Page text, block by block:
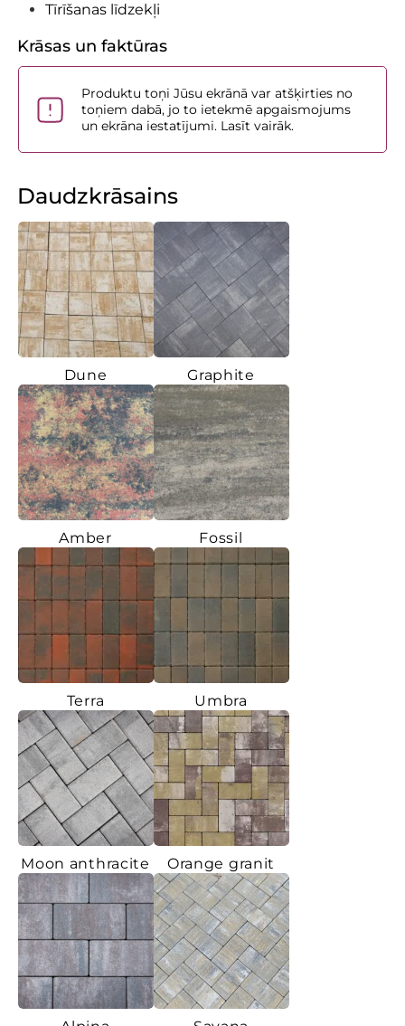
Tīrīšanas līdzekļi
Krāsas un faktūras
Produktu toņi Jūsu ekrānā var atšķirties no
toņiem dabā, jo to ietekmē apgaismojums
un ekrāna iestatījumi. Lasīt vairāk.
Daudzkrāsains
Dune Graphite
Amber Fossil
Terra Umbra
Moon anthracite Orange granit